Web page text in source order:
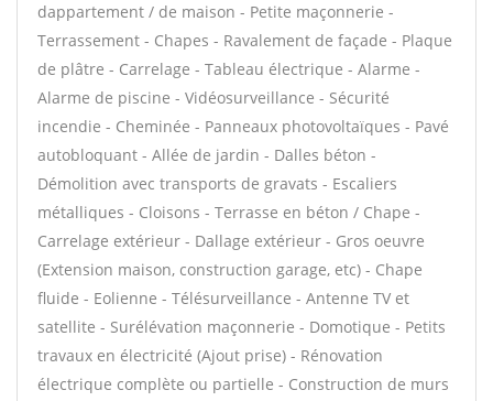
dappartement / de maison - Petite maçonnerie -
Terrassement - Chapes - Ravalement de façade - Plaque
de plâtre - Carrelage - Tableau électrique - Alarme -
Alarme de piscine - Vidéosurveillance - Sécurité
incendie - Cheminée - Panneaux photovoltaïques - Pavé
autobloquant - Allée de jardin - Dalles béton -
Démolition avec transports de gravats - Escaliers
métalliques - Cloisons - Terrasse en béton / Chape -
Carrelage extérieur - Dallage extérieur - Gros oeuvre
(Extension maison, construction garage, etc) - Chape
fluide - Eolienne - Télésurveillance - Antenne TV et
satellite - Surélévation maçonnerie - Domotique - Petits
travaux en électricité (Ajout prise) - Rénovation
électrique complète ou partielle - Construction de murs